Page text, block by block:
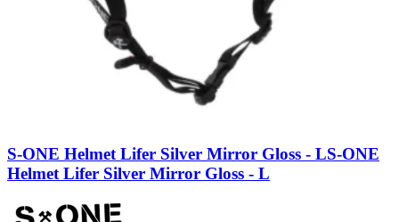
S-ONE Helmet Lifer Silver Mirror Gloss - LS-ONE
Helmet Lifer Silver Mirror Gloss - L